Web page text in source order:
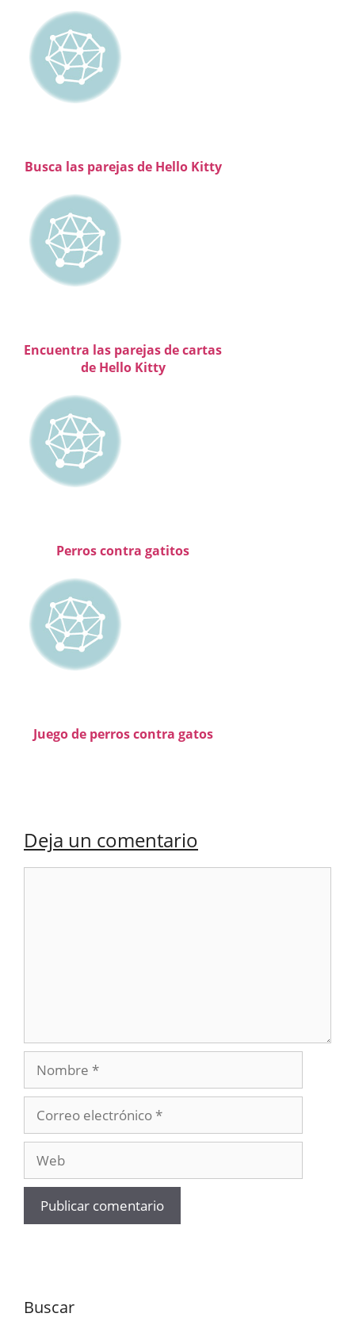
Busca las parejas de Hello Kitty
Encuentra las parejas de cartas
de Hello Kitty
Perros contra gatitos
Juego de perros contra gatos
Deja un comentario
Nombre
electrónico
Buscar